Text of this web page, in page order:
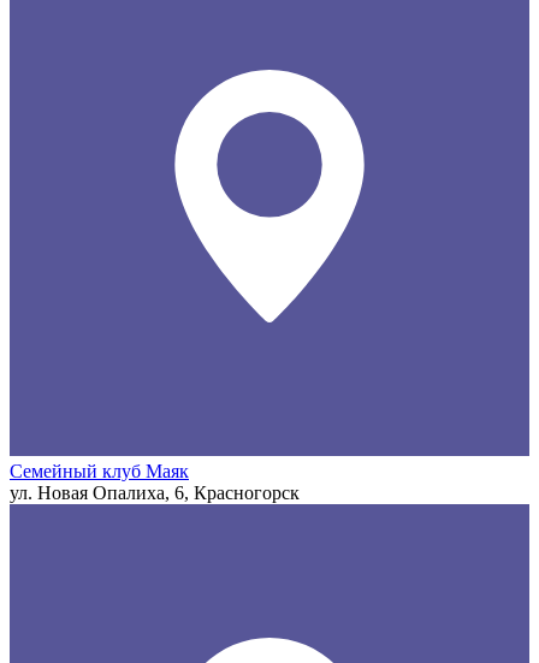
Семейный клуб Маяк
ул. Новая Опалиха, 6, Красногорск